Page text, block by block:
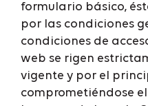
formulario básico,
por las condiciones
condiciones de
web se rigen
vigente y por el
comprometiéndose el